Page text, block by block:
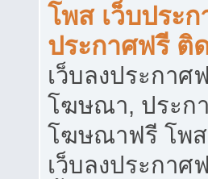
โพส เว็บประก
ประกาศฟรี ติ
เว็บลงประกา
โฆษณา, ประก
โฆษณาฟรี โพส
เว็บลงประกา